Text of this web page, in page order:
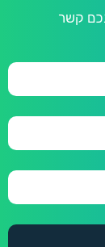
קשר